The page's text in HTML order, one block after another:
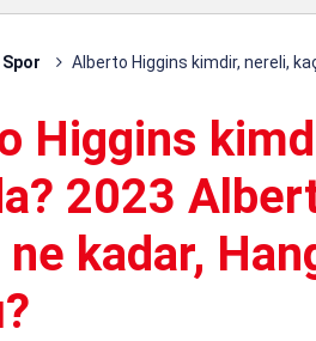
Spor Alberto Higgins kimdir, nereli,
Higgins
2023
kadar,